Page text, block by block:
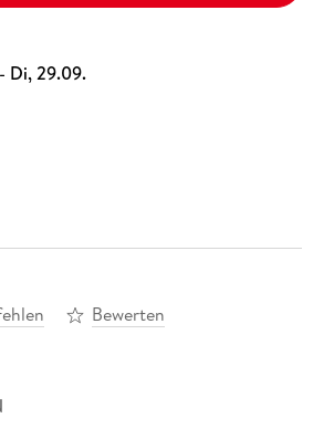
Di, 29.09.
Bewerten